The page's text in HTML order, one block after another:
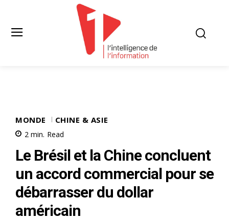
MONDE CHINE & ASIE
2 min. Read
Le Brésil et la Chine concluent
un accord commercial pour se
débarrasser du dollar
américain